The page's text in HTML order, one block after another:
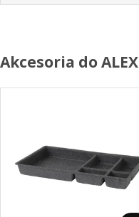
Akcesoria do ALEX